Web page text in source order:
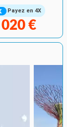
Payez en 4X
€